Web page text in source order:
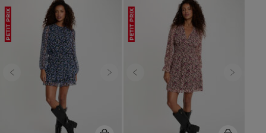
PETIT PRIX
Previous Next
PETIT PRIX
Previous Next